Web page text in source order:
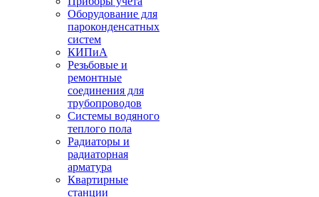
Оборудование для
пароконденсатных
систем
КИПиА
Резьбовые и
ремонтные
соединения для
трубопроводов
Системы водяного
теплого пола
Радиаторы и
радиаторная
арматура
Квартирные
станции